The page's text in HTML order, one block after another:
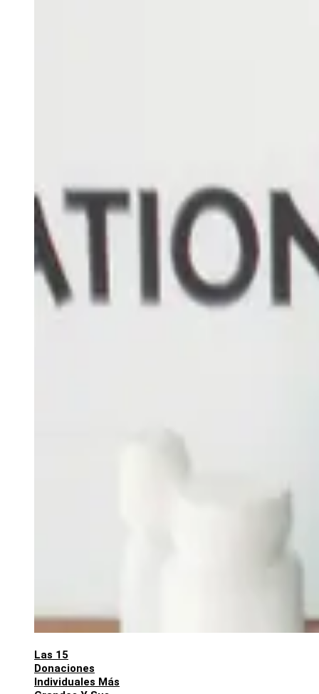
Las 15
Donaciones
Individuales Más